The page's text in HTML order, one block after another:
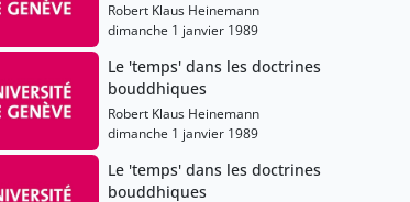
Robert Klaus Heinemann
dimanche 1 janvier 1989
Le 'temps' dans les doctrines
bouddhiques
Robert Klaus Heinemann
dimanche 1 janvier 1989
Le 'temps' dans les doctrines
bouddhiques